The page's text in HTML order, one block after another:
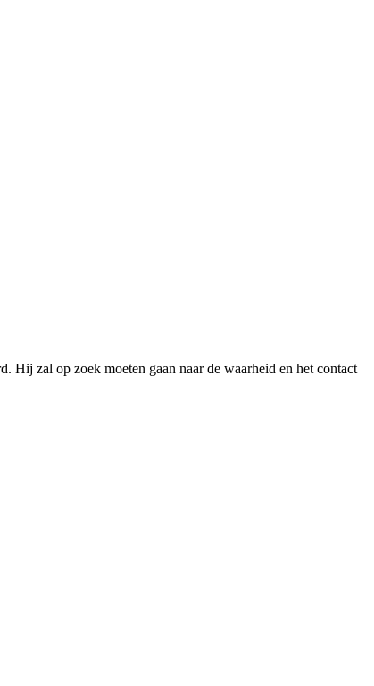
Hij zal op zoek moeten gaan naar de waarheid en het contact